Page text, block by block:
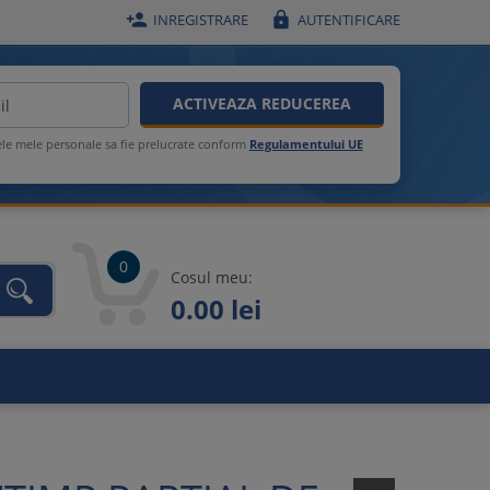
 INREGISTRARE  AUTENTIFICARE
ACTIVEAZA REDUCEREA
mele personale sa fie prelucrate conform Regulamentului UE
0
Cosul meu:
0.00 lei